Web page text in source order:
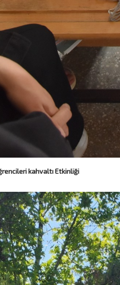
kahvaltı Etkinliği